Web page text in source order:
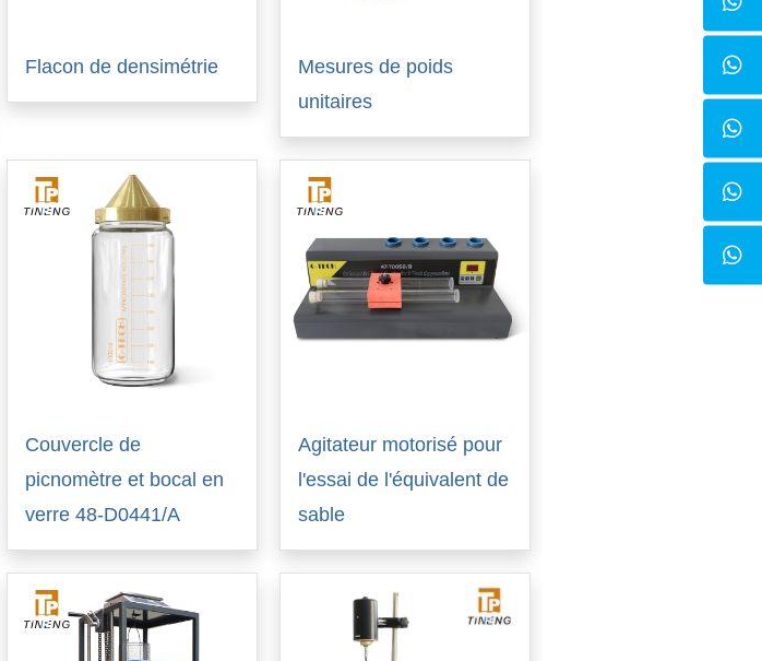
Flacon de densimétrie
Mesures de poids
unitaires
Couvercle de
picnomètre et bocal en
verre 48-D0441/A
Agitateur motorisé pour
l'essai de l'équivalent de
sable